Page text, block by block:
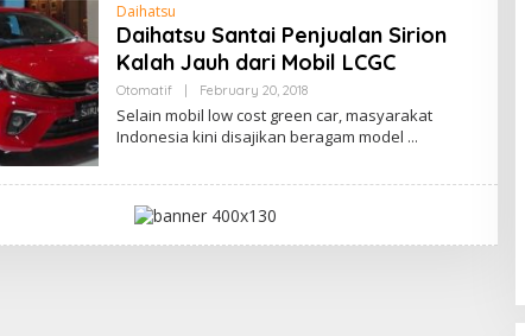
Daihatsu
Daihatsu Santai Penjualan Sirion
Kalah Jauh dari Mobil LCGC
Otomatif February 20, 2018B
A
D
N
Selain mobil low cost green car, masyarakat
Indonesia kini disajikan beragam model